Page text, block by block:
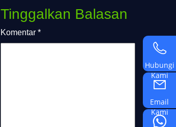
Tinggalkan Balasan
Komentar *
Hubungi
Kami
Email
Kami